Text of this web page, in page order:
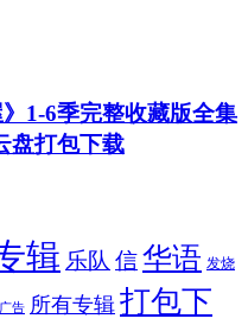
1-6季完整收藏版全集
盘打包下载
辑 乐队 信华语 发烧
广告 所有专辑 打包下